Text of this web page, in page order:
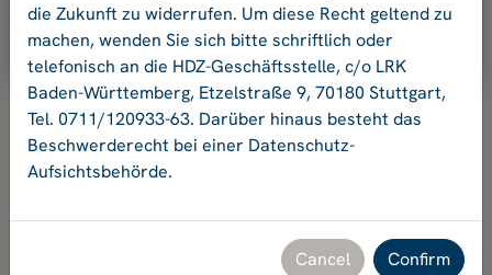
Ok
Hochschuldidaktikzentrum Baden-Württemberg
Etzelstraße 9, 70180 Stuttgart, Tel. +49 711 120933-63,
die Zukunft zu widerrufen. Um diese Recht geltend zu
machen, wenden Sie sich bitte schriftlich oder
telefonisch an die HDZ-Geschäftsstelle, c/o LRK
Baden-Württemberg, Etzelstraße 9, 70180 Stuttgart,
Tel. 0711/120933-63. Darüber hinaus besteht das
Beschwerderecht bei einer Datenschutz-
Aufsichtsbehörde.
Cancel Confirm